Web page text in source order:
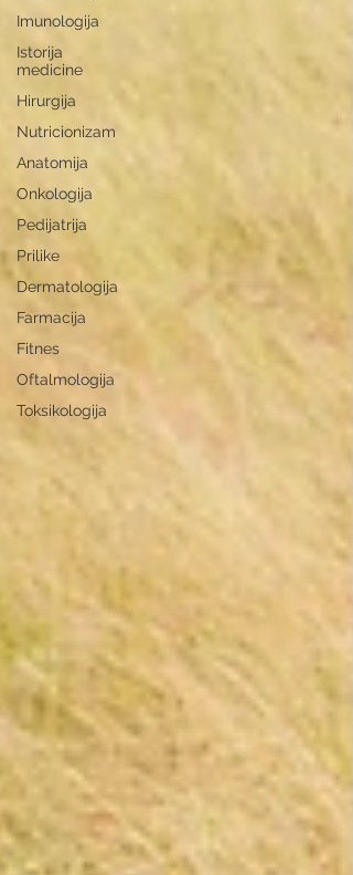
Imunologija
Istorija
medicine
Hirurgija
Nutricionizam
Anatomija
Onkologija
Pedijatrija
Prilike
Dermatologija
Farmacija
Fitnes
Oftalmologija
Toksikologija